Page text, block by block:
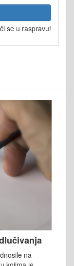
se u raspravu!
na